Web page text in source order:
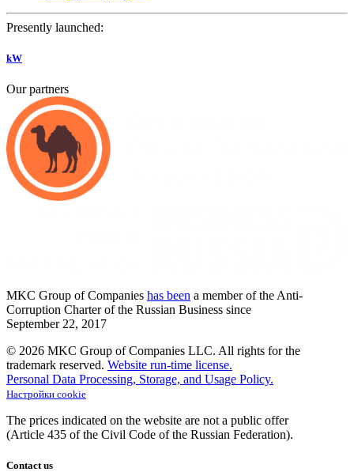
Presently launched:
kW
Our partners
MKC Group of Companies has been a member of the Anti-
Corruption Charter of the Russian Business since
September 22, 2017
© 2026 MKC Group of Companies LLC. All rights for the
trademark reserved. Website run-time license.
Personal Data Processing, Storage, and Usage Policy.
Настройки cookie
The prices indicated on the website are not a public offer
(Article 435 of the Civil Code of the Russian Federation).
Contact us